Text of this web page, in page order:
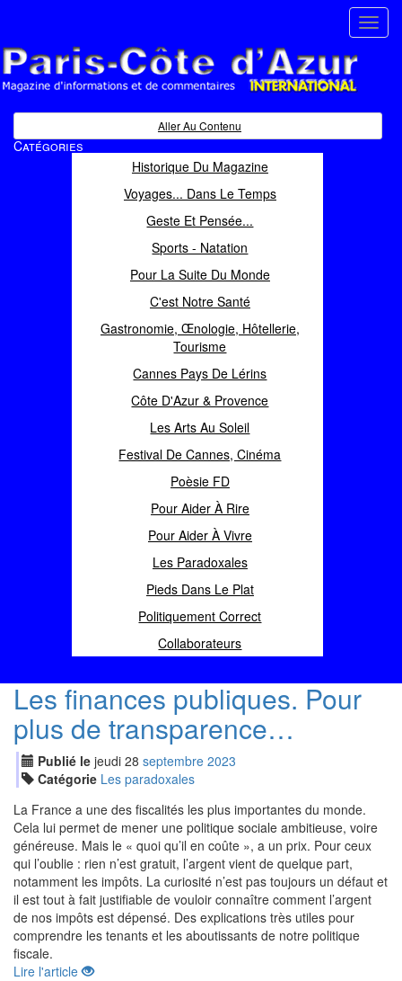
Magazine d'informations et de commentaires
Aller Au Contenu
Catégories
Historique Du Magazine
Voyages... Dans Le Temps
Geste Et Pensée...
Sports - Natation
Pour La Suite Du Monde
C'est Notre Santé
Gastronomie, Œnologie, Hôtellerie,
Tourisme
Cannes Pays De Lérins
Côte D'Azur & Provence
Les Arts Au Soleil
Festival De Cannes, Cinéma
Poèsie FD
Pour Aider À Rire
Pour Aider À Vivre
Les Paradoxales
Pieds Dans Le Plat
Politiquement Correct
Collaborateurs
Les finances publiques. Pour
plus de transparence…
Publié le jeudi 28 septembre 2023
Catégorie Les paradoxales
La France a une des fiscalités les plus importantes du monde.
Cela lui permet de mener une politique sociale ambitieuse, voire
généreuse. Mais le « quoi qu’il en coûte », a un prix. Pour ceux
qui l’oublie : rien n’est gratuit, l’argent vient de quelque part,
notamment les impôts. La curiosité n’est pas toujours un défaut et
il est tout à fait justifiable de vouloir connaître comment l’argent
de nos impôts est dépensé. Des explications très utiles pour
comprendre les tenants et les aboutissants de notre politique
fiscale.
Lire l'article